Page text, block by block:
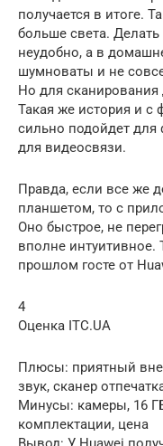
получается в итоге.
больше света.
неудобно, а в
шумноваты и не
Но для сканирования
Такая же история и с
сильно подойдет для
для видеосвязи.
Правда, если все же
планшетом, то с
Оно быстрое, не
вполне
прошлом госте от
4
Оценка ITC.UA
Плюсы: приятный
звук, сканер
Минусы: камеры, 16
комплектации, цена